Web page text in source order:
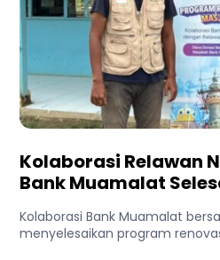
Kolaborasi Relawan
Bank Muamalat
Kenyamanan Ibadah
Masyarakat
Kolaborasi Bank Muamalat
menyelesaikan program